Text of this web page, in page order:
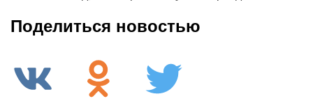
Поделиться новостью